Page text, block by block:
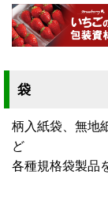
袋
柄入紙袋、無地
ど
各種規格袋製品